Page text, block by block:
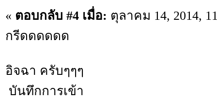
« ตอบกลับ #4 เมื่อ: ตุลาคม 14, 2014,
กรีดดดดดด
อิจฉา ครับๆๆๆ
บันทึกการเข้า